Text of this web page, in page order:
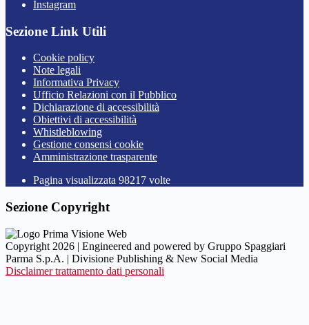
Instagram
Sezione Link Utili
Cookie policy
Note legali
Informativa Privacy
Ufficio Relazioni con il Pubblico
Dichiarazione di accessibilità
Obiettivi di accessibilità
Whistleblowing
Gestione consensi cookie
Amministrazione trasparente
Pagina visualizzata 98217 volte
Sezione Copyright
Copyright 2026 | Engineered and powered by Gruppo Spaggiari
Parma S.p.A. | Divisione Publishing & New Social Media
Disclaimer trattamento dati personali